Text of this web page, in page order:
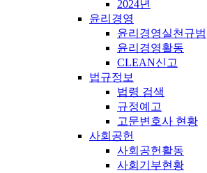
2024년
윤리경영
윤리경영실천규범
윤리경영활동
CLEAN신고
법규정보
법령 검색
규정예고
고문변호사 현황
사회공헌
사회공헌활동
사회기부현황